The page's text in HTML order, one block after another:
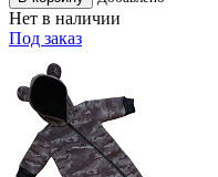
Нет в наличии
Под заказ